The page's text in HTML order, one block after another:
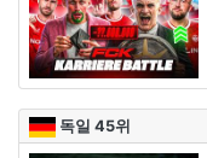
독일 45위